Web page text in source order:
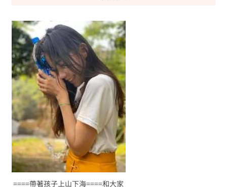
====帶著孩子上山下海====和大家